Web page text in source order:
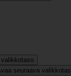
seuraava